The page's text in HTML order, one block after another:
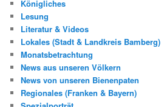
Königliches
Lesung
Literatur & Videos
Lokales (Stadt & Landkreis Bamberg)
Monatsbetrachtung
News aus unseren Völkern
News von unseren Bienenpaten
Regionales (Franken & Bayern)